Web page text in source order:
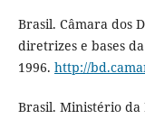
Brasil. Câmara dos
diretrizes e bases
1996. http://
Brasil. Ministério da